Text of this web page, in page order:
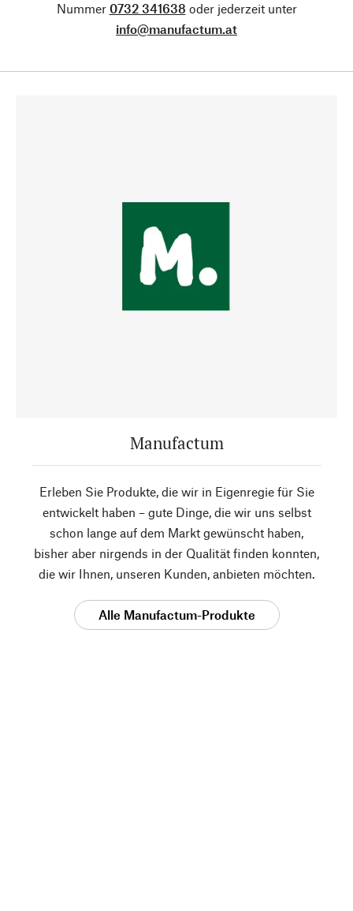
Nummer 0732 341638 oder jederzeit unter
info@manufactum.at
Manufactum
Erleben Sie Produkte, die wir in Eigenregie für Sie
entwickelt haben – gute Dinge, die wir uns selbst
schon lange auf dem Markt gewünscht haben,
bisher aber nirgends in der Qualität finden konnten,
die wir Ihnen, unseren Kunden, anbieten möchten.
Alle Manufactum-Produkte